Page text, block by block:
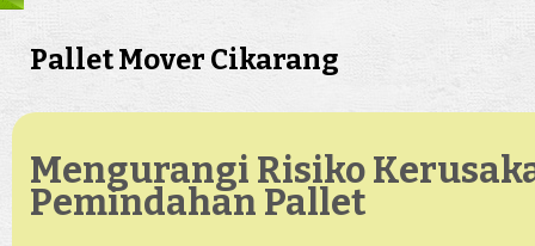
Pallet Mover Cikarang
Mengurangi Risiko
Pemindahan Pallet